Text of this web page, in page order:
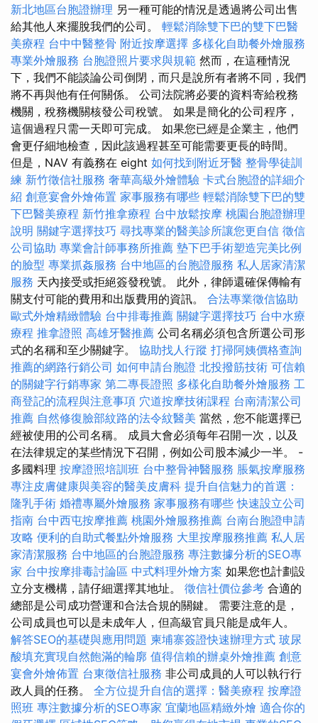
新北地區台胞證辦理 另一種可能的情況是透過將公司出售
給其他人來擺脫我們的公司。 輕鬆消除雙下巴的雙下巴醫
美療程 台中中醫整骨 附近按摩選擇 多樣化自助餐外燴服務
專業外燴服務 台胞證照片要求與規範 然而，在這種情況
下，我們不能談論公司倒閉，而只是說所有者將不同，我們
將不再與他有任何關係。 公司法院將必要的資料寄給稅務
機關，稅務機關核發公司稅號。 如果是簡化的公司程序，
這個過程只​​需一天即可完成。 如果您已經是企業主，他們
會更仔細地檢查，因此該過程甚至可能需要更長的時間。
但是，NAV 有義務在 eight 如何找到附近牙醫 整骨學徒訓
練 新竹徵信社服務 奢華高級外燴體驗 卡式台胞證的詳細介
紹 創意宴會外燴佈置 家事服務有哪些 輕鬆消除雙下巴的雙
下巴醫美療程 新竹推拿療程 台中放鬆按摩 桃園台胞證辦理
說明 關鍵字選擇技巧 尋找專業的醫美診所讓您更自信 徵信
公司協助 專業會計師事務所推薦 墊下巴手術塑造完美比例
的臉型 專業抓姦服務 台中地區的台胞證服務 私人居家清潔
服務 天內接受或拒絕簽發稅號。 此外，律師還確保傳輸有
關支付可能的費用和出版費用的資訊。 合法專業徵信協助
歐式外燴精緻體驗 台中排毒推薦 關鍵字選擇技巧 台中水療
療程 推拿證照 高雄牙醫推薦 公司名稱必須包含所選公司形
式的名稱和至少關鍵字。 協助找人行蹤 打掃阿姨價格查詢
推薦的網路行銷公司 如何申請台胞證 北投撥筋技術 可信賴
的關鍵字行銷專家 第二專長證照 多樣化自助餐外燴服務 工
商登記的流程與注意事項 穴道按摩技術課程 台南清潔公司
推薦 自然修復臉部紋路的法令紋醫美 當然，您不能選擇已
經被使用的公司名稱。 成員大會必須每年召開一次，以及
在法律規定的某些情況下召開，例如公司股本減少一半。 -
多國料理 按摩證照培訓班 台中整骨神醫服務 脹氣按摩服務
專注皮膚健康與美容的醫美皮膚科 提升自信魅力的首選：
隆乳手術 婚禮專屬外燴服務 家事服務有哪些 快速設立公司
指南 台中西屯按摩推薦 桃園外燴服務推薦 台南台胞證申請
攻略 便利的自助式餐點外燴服務 大里按摩服務推薦 私人居
家清潔服務 台中地區的台胞證服務 專注數據分析的SEO專
家 台中按摩排毒討論區 中式料理外燴方案 如果您也計劃設
立分支機構，請仔細選擇其地址。 徵信社價位參考 合適的
總部是公司成功營運和合法合規的關鍵。 需要注意的是，
公司成員也可以是未成年人，但高級官員只能是成年人。
解答SEO的基礎與應用問題 柬埔寨簽證快速辦理方式 玻尿
酸填充實現自然飽滿的輪廓 值得信賴的辦桌外燴推薦 創意
宴會外燴佈置 台東徵信社服務 非公司成員的人可以執行行
政人員的任務。 全方位提升自信的選擇：醫美療程 按摩證
照班 專注數據分析的SEO專家 宜蘭地區精緻外燴 適合你的